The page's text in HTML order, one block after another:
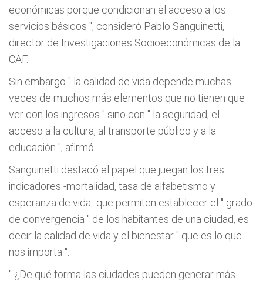
económicas porque condicionan el acceso a los
servicios básicos ", consideró Pablo Sanguinetti,
director de Investigaciones Socioeconómicas de la
CAF.
Sin embargo " la calidad de vida depende muchas
veces de muchos más elementos que no tienen que
ver con los ingresos " sino con " la seguridad, el
acceso a la cultura, al transporte público y a la
educación ", afirmó.
Sanguinetti destacó el papel que juegan los tres
indicadores -mortalidad, tasa de alfabetismo y
esperanza de vida- que permiten establecer el " grado
de convergencia " de los habitantes de una ciudad, es
decir la calidad de vida y el bienestar " que es lo que
nos importa ".
" ¿De qué forma las ciudades pueden generar más